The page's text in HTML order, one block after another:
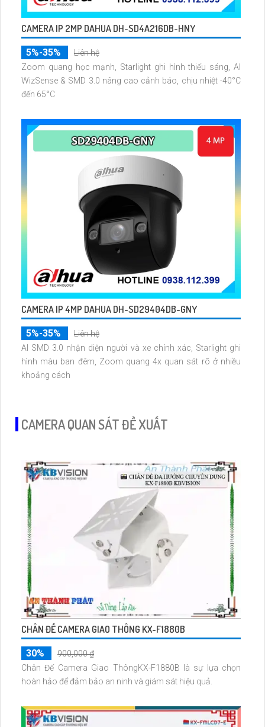
CAMERA IP 2MP DAHUA DH-SD4A216DB-HNY
5%-35%
Liên hệ
Zoom quang học mạnh, Starlight ghi hình thiếu sáng, AI
WizSense & SMD 3.0 nâng cao cảnh báo, chịu nhiệt -40°C
đến 65°C
CAMERA IP 4MP DAHUA DH-SD29404DB-GNY
5%-35%
Liên hệ
AI SMD 3.0 nhận diện người và xe chính xác, Starlight ghi
hình màu ban đêm, Zoom quang 4x quan sát rõ ở nhiều
khoảng cách
CAMERA QUAN SÁT ĐỀ XUẤT
CHÂN ĐẾ CAMERA GIAO THÔNG KX-F1880B
30%
900,000 ₫
Chân Đế Camera Giao ThôngKX-F1880B là sự lựa chọn
hoàn hảo để đảm bảo an ninh và giám sát hiệu quả.